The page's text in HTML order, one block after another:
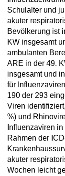
Schulalter und
akuter
Bevölkerung ist
KW insgesamt
ambulanten
ARE in der 49.
insgesamt und
für
190 der 293
Viren
%) und
Influenzaviren
Rahmen der
akuter
Wochen leicht